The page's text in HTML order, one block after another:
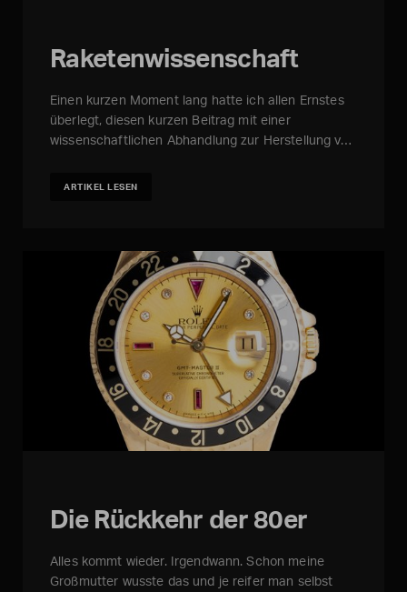
Raketenwissenschaft
Einen kurzen Moment lang hatte ich allen Ernstes
überlegt, diesen kurzen Beitrag mit einer
wissenschaftlichen Abhandlung zur Herstellung v…
ARTIKEL LESEN
Die Rückkehr der 80er
Alles kommt wieder. Irgendwann. Schon meine
Großmutter wusste das und je reifer man selbst